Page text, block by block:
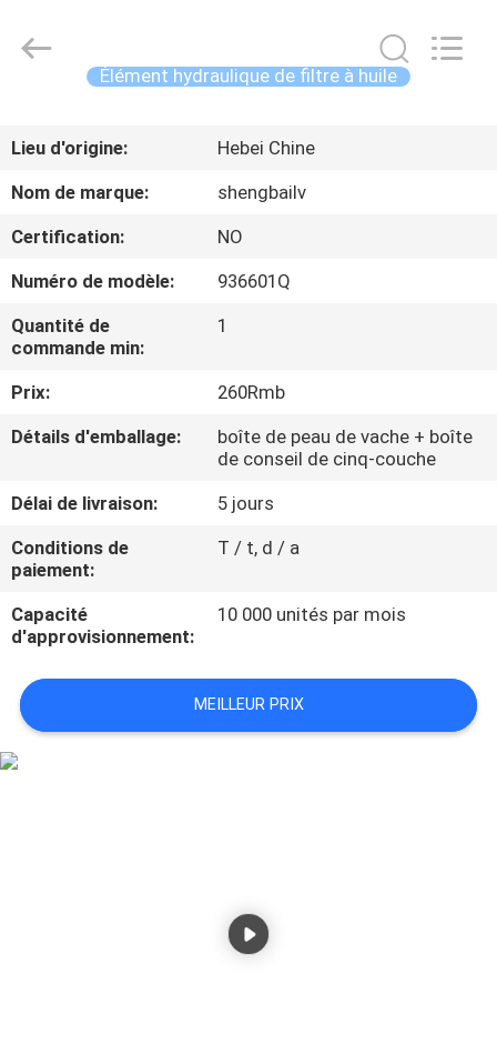
PRODUITS
AU
DE
NOUS
VISITE
D'USINE
CONTRÔLE
QUALITÉ
CONTACTEZ-
ECER
Élément hydraulique de filtre à huile
Lieu d'origine:
Hebei Chine
Nom de marque:
shengbailv
Certification:
NO
Numéro de modèle:
936601Q
Quantité de
commande min:
1
Prix:
260Rmb
Détails d'emballage:
boîte de peau de vache + boîte
de conseil de cinq-couche
Délai de livraison:
5 jours
Conditions de
paiement:
T / t, d / a
Capacité
d'approvisionnement:
10 000 unités par mois
MEILLEUR PRIX